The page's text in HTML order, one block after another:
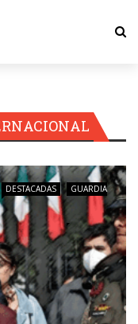
DESTACADAS GUARDIA